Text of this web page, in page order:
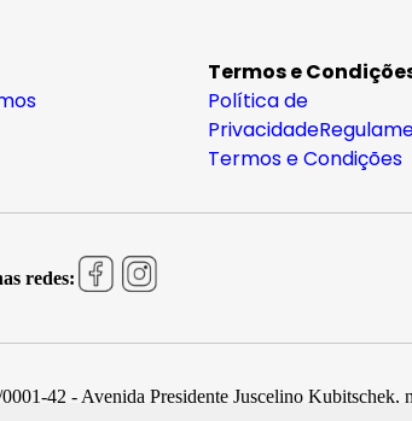
Termos e
Política de
Privacidade
Termos e Condições
redes:
42 - Avenida Presidente Juscelino Kubitschek,